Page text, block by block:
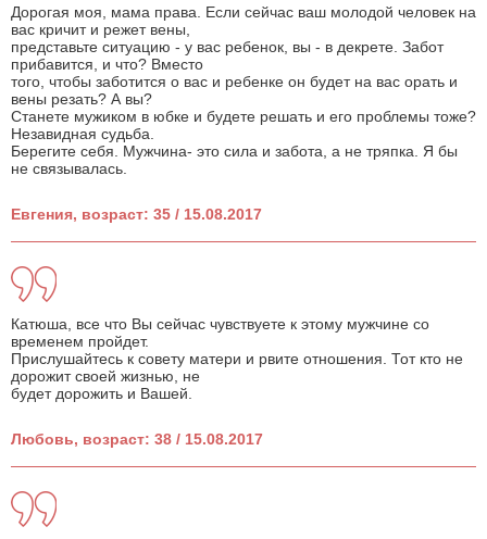
Дорогая моя, мама права. Если сейчас ваш молодой человек на
вас кричит и режет вены,
представьте ситуацию - у вас ребенок, вы - в декрете. Забот
прибавится, и что? Вместо
того, чтобы заботится о вас и ребенке он будет на вас орать и
вены резать? А вы?
Станете мужиком в юбке и будете решать и его проблемы тоже?
Незавидная судьба.
Берегите себя. Мужчина- это сила и забота, а не тряпка. Я бы
не связывалась.
Евгения, возраст: 35 / 15.08.2017
Катюша, все что Вы сейчас чувствуете к этому мужчине со
временем пройдет.
Прислушайтесь к совету матери и рвите отношения. Тот кто не
дорожит своей жизнью, не
будет дорожить и Вашей.
Любовь, возраст: 38 / 15.08.2017